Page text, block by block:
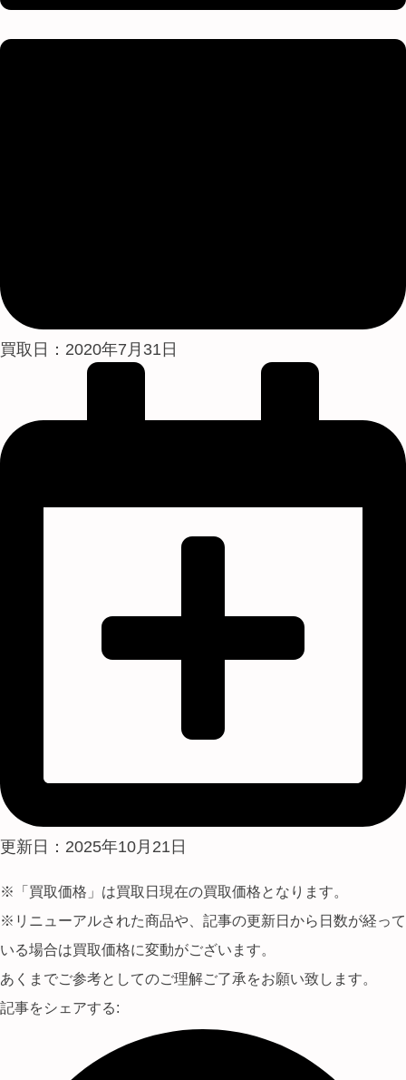
買取日：2020年7月31日
更新日：2025年10月21日
※「買取価格」は買取日現在の買取価格となります。
※リニューアルされた商品や、記事の更新日から日数が経って
いる場合は買取価格に変動がございます。
あくまでご参考としてのご理解ご了承をお願い致します。
記事をシェアする: